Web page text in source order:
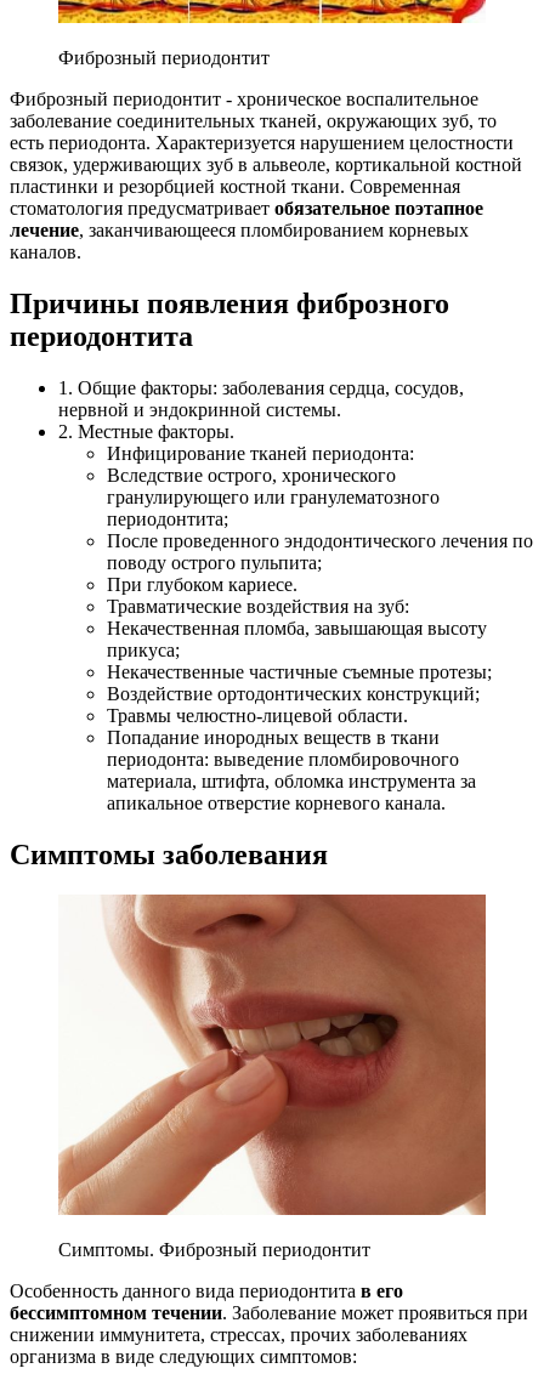
Фиброзный периодонтит
Фиброзный периодонтит - хроническое воспалительное
заболевание соединительных тканей, окружающих зуб, то
есть периодонта. Характеризуется нарушением целостности
связок, удерживающих зуб в альвеоле, кортикальной костной
пластинки и резорбцией костной ткани. Современная
стоматология предусматривает обязательное поэтапное
лечение, заканчивающееся пломбированием корневых
каналов.
Причины появления фиброзного
периодонтита
1. Общие факторы: заболевания сердца, сосудов,
нервной и эндокринной системы.
2. Местные факторы.
Инфицирование тканей периодонта:
Вследствие острого, хронического
гранулирующего или гранулематозного
периодонтита;
После проведенного эндодонтического лечения по
поводу острого пульпита;
При глубоком кариесе.
Травматические воздействия на зуб:
Некачественная пломба, завышающая высоту
прикуса;
Некачественные частичные съемные протезы;
Воздействие ортодонтических конструкций;
Травмы челюстно-лицевой области.
Попадание инородных веществ в ткани
периодонта: выведение пломбировочного
материала, штифта, обломка инструмента за
апикальное отверстие корневого канала.
Симптомы заболевания
Симптомы. Фиброзный периодонтит
Особенность данного вида периодонтита в его
бессимптомном течении. Заболевание может проявиться при
снижении иммунитета, стрессах, прочих заболеваниях
организма в виде следующих симптомов: